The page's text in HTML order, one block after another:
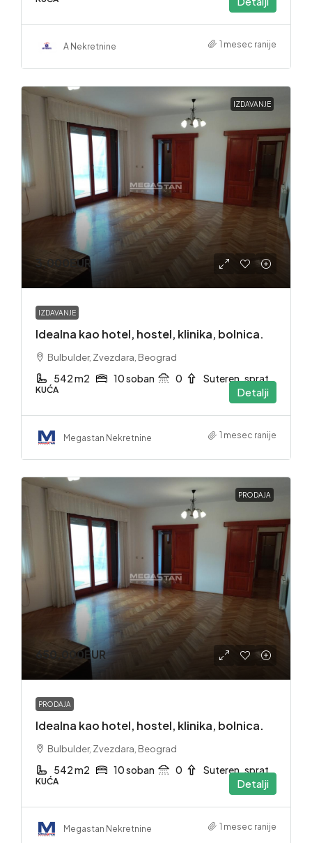
A Nekretnine 1 mesec ranije
IZDAVANJE
3,000EUR
IZDAVANJE
Idealna kao hotel, hostel, klinika, bolnica.
Bulbulder, Zvezdara, Beograd
542 m2 10 soban 0 Suteren. sprat
KUĆA Detalji
Megastan Nekretnine 1 mesec ranije
PRODAJA
650,000EUR
PRODAJA
Idealna kao hotel, hostel, klinika, bolnica.
Bulbulder, Zvezdara, Beograd
542 m2 10 soban 0 Suteren. sprat
KUĆA Detalji
Megastan Nekretnine 1 mesec ranije